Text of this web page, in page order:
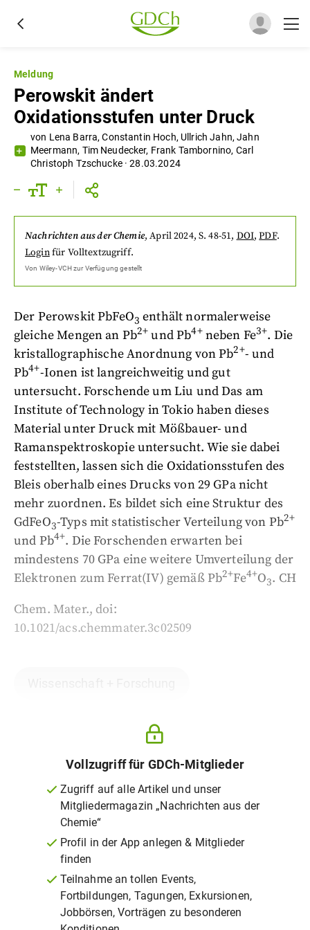
Meldung
Perowskit ändert
Oxidationsstufen unter Druck
von Lena Barra,Constantin Hoch, Ullrich Jahn,Jahn
Meermann, Tim Neudecker, Frank Tambornino, Carl
Christoph Tzschucke·28.03.2024
Nachrichten aus der Chemie,April 2024, S. 48-51, DOI,PDF.
Loginfür Volltextzugriff.
Von Wiley-VCHzur Verfügung gestellt
Der Perowskit PbFeO3 enthält normalerweise
gleiche Mengen an Pb2+ und Pb4+neben Fe3+. Die
kristallographische Anordnung von Pb2+- und
Pb4+-Ionen ist langreichweitig und gut
untersucht. Forschende um Liu und Das am
Institute of Technology in Tokio haben dieses
Material unter Druck mit Mößbauer- und
Ramanspektroskopie untersucht. Wie sie dabei
feststellten, lassen sich die Oxidationsstufen des
Bleis oberhalb eines Drucks von 29 GPa nicht
mehr zuordnen. Es bildet sich eine Struktur des
GdFeO3-Typs mit statistischer Verteilung von Pb2+
und Pb4+. Die Forschenden erwarten bei
mindestens 70 GPa eine weitere Umverteilung der
Elektronen zum Ferrat(IV) gemäß Pb2+Fe4+O3. CH
Chem. Mater., doi:
10.1021/acs.chemmater.3c02509
Vollzugriff für GDCh-Mitglieder
Zugriff auf alle Artikel und unser
Mitgliedermagazin „Nachrichten aus der
Chemie“
Profil in der App anlegen & Mitglieder
finden
Teilnahme an tollen Events,
Fortbildungen, Tagungen, Exkursionen,
Jobbörsen, Vorträgen zu besonderen